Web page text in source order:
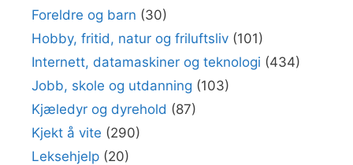
Foreldre og barn (30)
Hobby, fritid, natur og friluftsliv (101)
Internett, datamaskiner og teknologi (434)
Jobb, skole og utdanning (103)
Kjæledyr og dyrehold (87)
Kjekt å vite (290)
Leksehjelp (20)